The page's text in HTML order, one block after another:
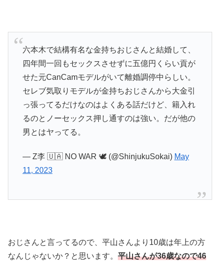
六本木で結構有名な金持ちおじさんと結婚して、
四年間一回もセックスさせずに五億円くらい貢が
せた元CanCamモデルがいて離婚調停中らしい。
セレブ気取りモデルが金持ちおじさんから大金引
っ張ってるだけなのはよくある話だけど、籍入れ
るのとノーセックス押し通すのは強い。だが他の
男とはヤってる。
— Z李 🇺🇦 NO WAR 🕊 (@ShinjukuSokai) May
11, 2023
おじさんと言ってるので、平山さんより10歳は年上の方
なんじゃないか？と思います。 平山さんが36歳なので46